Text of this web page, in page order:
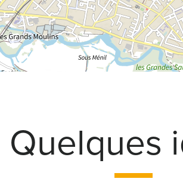
Quelques